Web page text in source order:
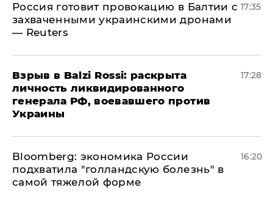
​Россия готовит провокацию в Балтии с
захваченными украинскими дронами
— Reuters
17:35
​Взрыв в Balzi Rossi: раскрыта
личность ликвидированного
генерала РФ, воевавшего против
Украины
17:28
Bloomberg: экономика России
подхватила "голландскую болезнь" в
самой тяжелой форме
16:20